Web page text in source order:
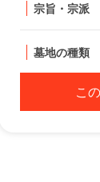
宗旨・宗派
墓地の種類
こ